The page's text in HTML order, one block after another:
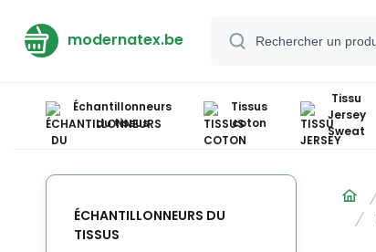
modernatex.be
Échantillonneurs
du tissus
Tissus
coton
Tissu
Jersey
Sweat
ÉCHANTILLONNEURS DU
TISSUS